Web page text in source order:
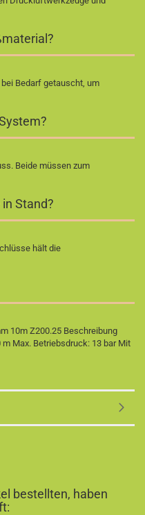
Bedarf getauscht, um
Beide müssen zum
Stand?
hält die
10m Z200.25 Beschreibung
Max. Betriebsdruck: 13 bar Mit
bestellten, haben